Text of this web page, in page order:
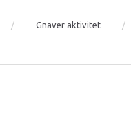
Gnaver aktivitet